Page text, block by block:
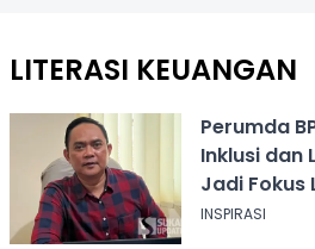
LITERASI KEUANGAN
Perumda
Inklusi dan
Jadi Fokus
INSPIRASI